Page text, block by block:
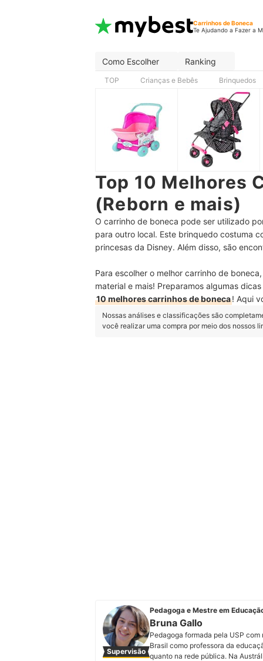
Carrinhos de Boneca
Te Ajudando a Fazer a
Como Escolher Ranking
TOP Crianças e Bebês Brinquedos
Top 10 Melhores
(Reborn e mais)
O carrinho de boneca pode ser utilizado
para outro local. Este brinquedo costuma
princesas da Disney. Além disso, são
Para escolher o melhor carrinho de
material e mais! Preparamos algumas
10 melhores carrinhos de boneca! Aqui
Nossas análises e classificações são
você realizar uma compra por meio dos nossos
Supervisão
Pedagoga e Mestre em
Bruna Gallo
Pedagoga formada pela USP
Brasil como professora da
quanto na rede pública. Na